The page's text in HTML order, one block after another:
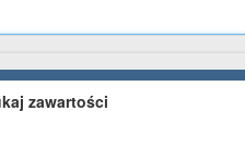
zawartości